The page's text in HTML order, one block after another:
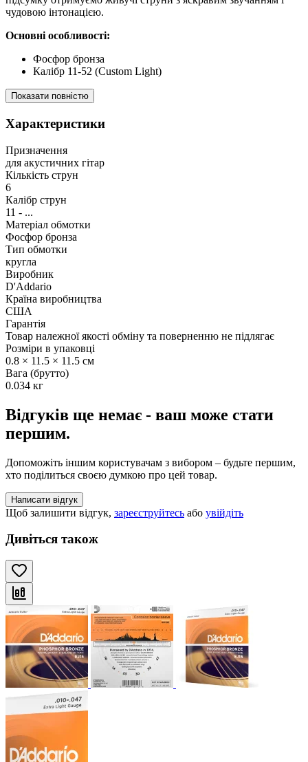
чудовою інтонацією.
Основні особливості:
Фосфор бронза
Калібр 11-52 (Custom Light)
Показати повністю
Характеристики
Призначення
для акустичних гітар
Кількість струн
6
Калібр струн
11 - ...
Матеріал обмотки
Фосфор бронза
Тип обмотки
кругла
Виробник
D'Addario
Країна виробництва
США
Гарантія
Товар належної якості обміну та поверненню не підлягає
Розміри в упаковці
0.8 × 11.5 × 11.5 см
Вага (брутто)
0.034 кг
Відгуків ще немає - ваш може стати
першим.
Допоможіть іншим користувачам з вибором – будьте першим,
хто поділиться своєю думкою про цей товар.
Написати відгук
Щоб залишити відгук, зареєструйтесь або увійдіть
Дивіться також